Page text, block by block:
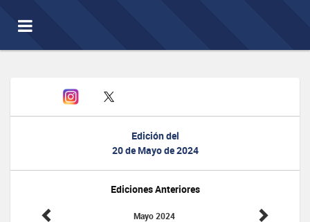
Toggle
navigation
Edición del
20 de Mayo de 2024
Ediciones Anteriores
Mayo 2024